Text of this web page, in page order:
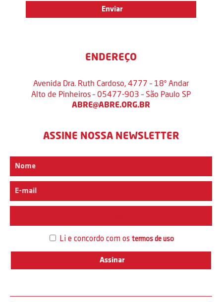
ENDEREÇO
Avenida Dra. Ruth Cardoso, 4777 – 18º Andar
Alto de Pinheiros – 05477-903 – São Paulo SP
ABRE@ABRE.ORG.BR
ASSINE NOSSA NEWSLETTER
Li e concordo com os termos de uso